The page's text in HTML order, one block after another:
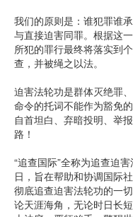
我们的原则是：谁犯罪谁
与直接迫害同罪。根据这
所犯的罪行最终将落实到
查，并被绳之以法。
迫害法轮功是群体灭绝罪
命令的托词不能作为豁免
自首坦白、弃暗投明、举
路！
“追查国际”全称为追查迫
日，旨在帮助和协调国际
彻底追查迫害法轮功的一
论天涯海角，无论时日长